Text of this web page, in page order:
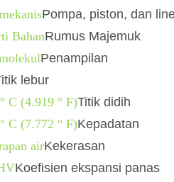
Pompa, piston, dan
BahanRumus Majemuk
Penampilan
lebur
C (4.919 ° ​​F)Titik didih
C (7.772 ° F)Kepadatan
airKekerasan
Koefisien ekspansi panas